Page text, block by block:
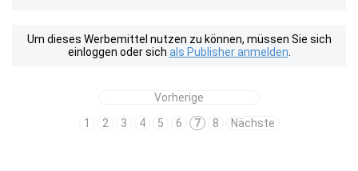
Um dieses Werbemittel nutzen zu können, müssen Sie sich
einloggen oder sich als Publisher anmelden
Vorherige
1
2 3 4 5 6 7 8 Nächste